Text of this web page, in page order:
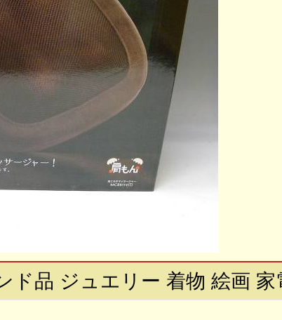
ド品 ジュエリー 着物 絵画 家